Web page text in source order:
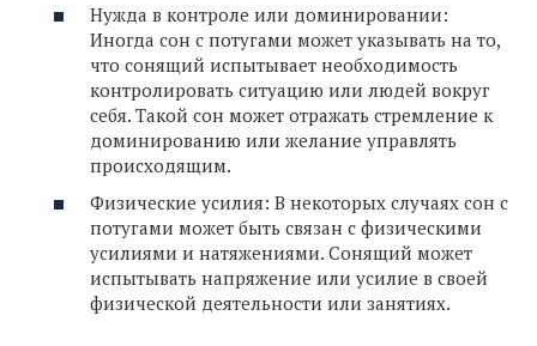
Нужда в контроле или доминировании:
Иногда сон с потугами может указывать на то,
что сонящий испытывает необходимость
контролировать ситуацию или людей вокруг
себя. Такой сон может отражать стремление к
доминированию или желание управлять
происходящим.
Физические усилия: В некоторых случаях сон с
потугами может быть связан с физическими
усилиями и натяжениями. Сонящий может
испытывать напряжение или усилие в своей
физической деятельности или занятиях.